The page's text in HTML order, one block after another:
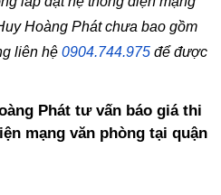
Hoàng Phát chưa bao gồm
liên hệ 0904.744.975 để được
Phát tư vấn báo giá thi
mạng văn phòng tại quận